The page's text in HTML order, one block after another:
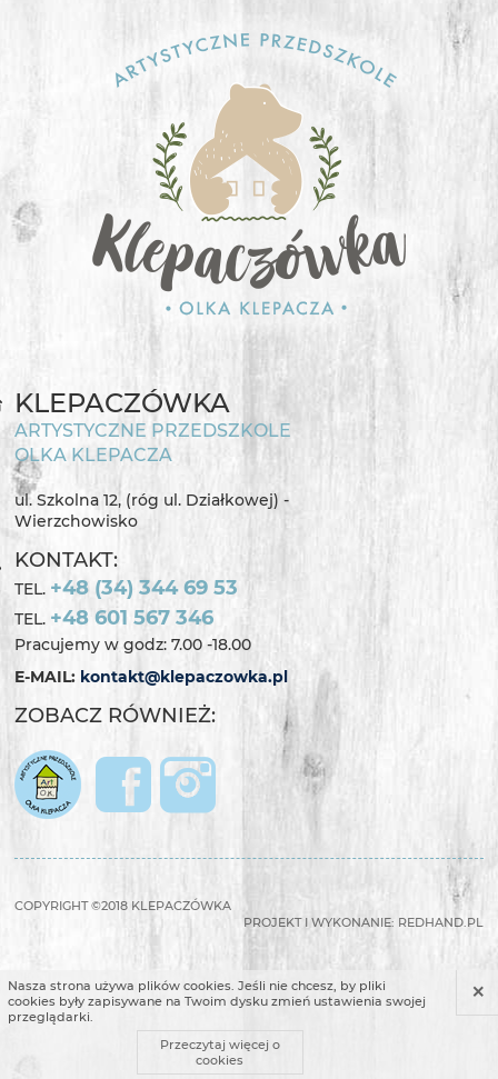
KLEPACZÓWKA
ARTYSTYCZNE PRZEDSZKOLE
OLKA KLEPACZA
ul. Szkolna 12, (róg ul. Działkowej) -
Wierzchowisko
KONTAKT:
TEL. +48 (34) 344 69 53
TEL. +48 601 567 346
Pracujemy w godz: 7.00 -18.00
E-MAIL: kontakt@klepaczowka.pl
ZOBACZ RÓWNIEŻ:
COPYRIGHT ©2018 KLEPACZÓWKA
PROJEKT I WYKONANIE: REDHAND.PL
Nasza strona używa plików cookies. Jeśli nie chcesz, by pliki
cookies były zapisywane na Twoim dysku zmień ustawienia swojej
przeglądarki.
×
Przeczytaj więcej o
cookies